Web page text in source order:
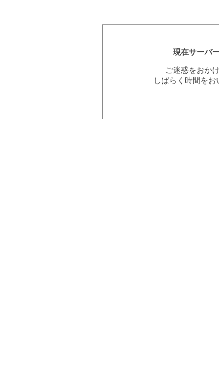
現在サーバ
ご迷惑をおか
しばらく時間を